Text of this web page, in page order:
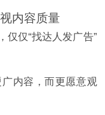
内容质量
仅仅“找达人发广告”
内容，而更愿意观